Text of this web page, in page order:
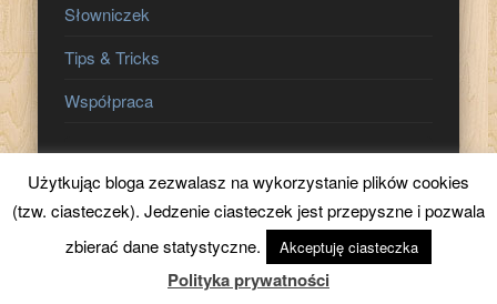
Słowniczek
Tips & Tricks
Współpraca
Znajdź nas na:
© 2026 Zmiksowana.pl
Użytkując bloga zezwalasz na wykorzystanie plików cookies
(tzw. ciasteczek). Jedzenie ciasteczek jest przepyszne i pozwala
zbierać dane statystyczne.
Akceptuję ciasteczka
Polityka prywatności